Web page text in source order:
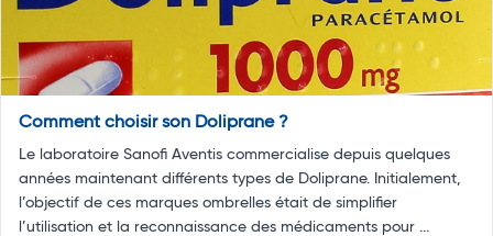
Comment choisir son Doliprane ?
Le laboratoire Sanofi Aventis commercialise depuis quelques
années maintenant différents types de Doliprane. Initialement,
l’objectif de ces marques ombrelles était de simplifier
l’utilisation et la reconnaissance des médicaments pour ...